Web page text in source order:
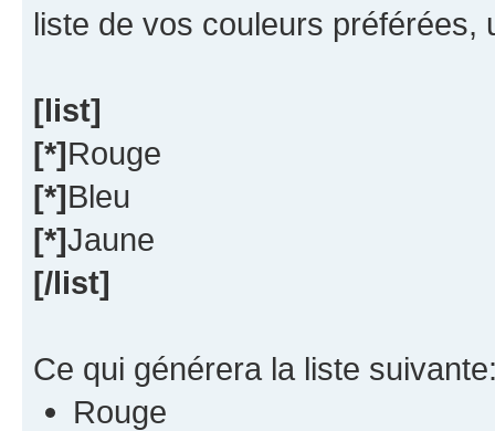
liste de vos couleurs préférées,
[list]
[*]Rouge
[*]Bleu
[*]Jaune
[/list]
Ce qui générera la liste
Rouge